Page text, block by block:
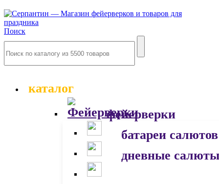
Поиск
каталог
фейерверки
батареи салютов
дневные салюты